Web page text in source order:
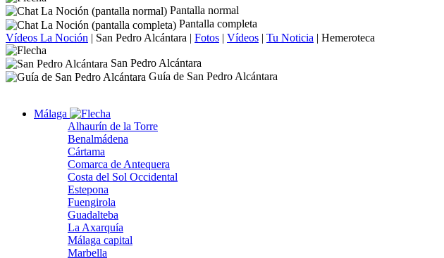
Pantalla normal
Pantalla completa
Vídeos La Noción | San Pedro Alcántara | Fotos | Vídeos | Tu Noticia | Hemeroteca
San Pedro Alcántara
Guía de San Pedro Alcántara
Málaga
Alhaurín de la Torre
Benalmádena
Cártama
Comarca de Antequera
Costa del Sol Occidental
Estepona
Fuengirola
Guadalteba
La Axarquía
Málaga capital
Marbella